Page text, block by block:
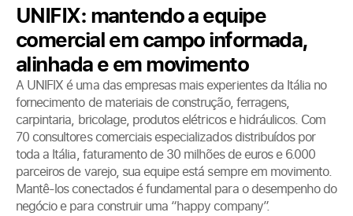
UNIFIX: mantendo a equipe
comercial em campo informada,
alinhada e em movimento
A UNIFIX é uma das empresas mais experientes da Itália no
fornecimento de materiais de construção, ferragens,
carpintaria, bricolage, produtos elétricos e hidráulicos. Com
70 consultores comerciais especializados distribuídos por
toda a Itália, faturamento de 30 milhões de euros e 6.000
parceiros de varejo, sua equipe está sempre em movimento.
Mantê-los conectados é fundamental para o desempenho do
negócio e para construir uma “happy company”.